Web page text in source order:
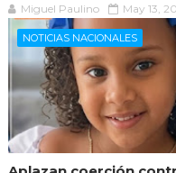
Miguel Paulino May 13,
NOTICIAS NACIONALES